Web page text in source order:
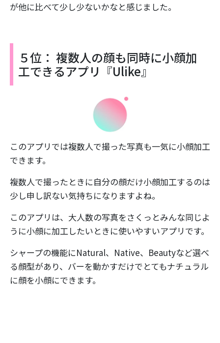
が他に比べて少し少ないかなと感じました。
５位： 複数人の顔も同時に小顔加
工できるアプリ『Ulike』
このアプリでは複数人で撮った写真も一気に小顔加工
できます。
複数人で撮ったときに自分の顔だけ小顔加工するのは
少し申し訳ない気持ちになりますよね。
このアプリは、大人数の写真をさくっとみんな同じよ
うに小顔に加工したいときに使いやすいアプリです。
シャープの機能にNatural、Native、Beautyなど選べ
る顔型があり、バーを動かすだけでとてもナチュラル
に顔を小顔にできます。